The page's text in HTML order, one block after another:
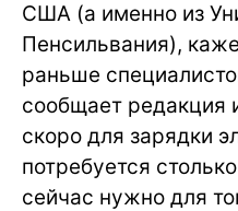
США (а именно из
Пенсильвания),
раньше
сообщает редакция
скоро для зарядки
потребуется
сейчас нужно для